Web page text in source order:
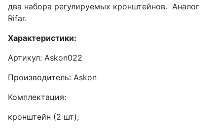
два набора регулируемых кронштейнов. Аналог
Rifar.
Характеристики:
Артикул: Askon022
Производитель: Askon
Комплектация:
кронштейн (2 шт);